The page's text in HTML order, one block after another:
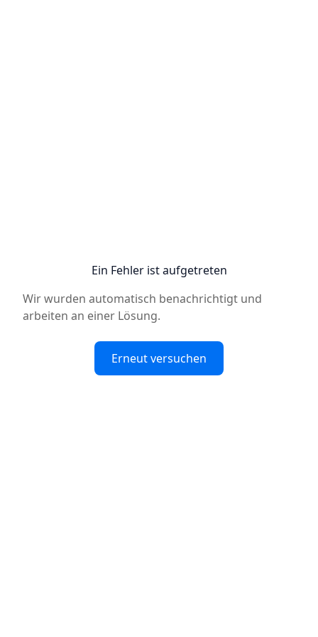
Ein Fehler ist aufgetreten
Wir wurden automatisch benachrichtigt und
arbeiten an einer Lösung.
Erneut versuchen